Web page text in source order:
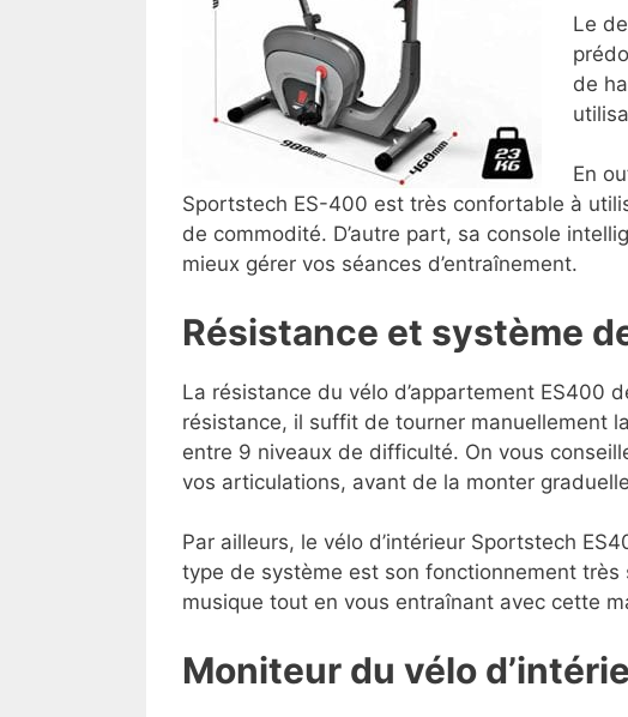
Le
de
En
Sportstech ES-400 est très confortable à
de commodité. D’autre part, sa console
mieux gérer vos séances d’entraînement.
Résistance et système
La résistance du vélo d’appartement ES400
résistance, il suffit de tourner manuellement
entre 9 niveaux de difficulté. On vous
vos articulations, avant de la monter
Par ailleurs, le vélo d’intérieur Sportstech
type de système est son fonctionnement
musique tout en vous entraînant avec cette
Moniteur du vélo